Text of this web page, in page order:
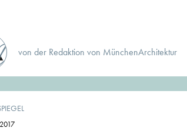
von der Redaktion von MünchenArchitektur